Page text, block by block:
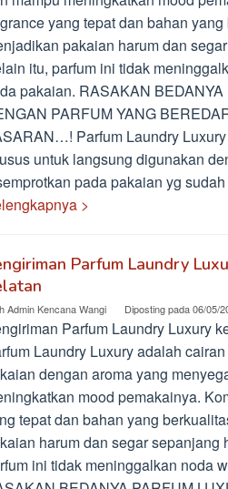
yang tepat dan bahan
pakaian harum dan
itu, parfum ini tidak
pakaian. RASAKAN
PARFUM YANG
Parfum Laundry
untuk langsung digunakan
pada pakaian yg
>
Parfum Laundry
Admin Kencana Wangi Diposting pada06/05/
Parfum Laundry Luxury
Laundry Luxury adalah
dengan aroma yang
mood pemakainya.
tepat dan bahan yang
harum dan segar sepanjang
ini tidak meninggalkan noda